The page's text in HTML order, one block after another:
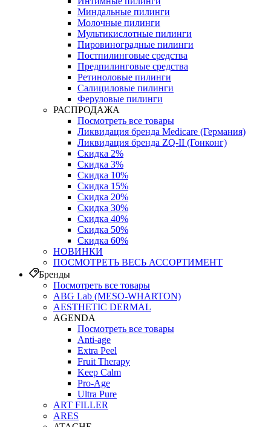
Миндальные пилинги
Молочные пилинги
Мультикислотные пилинги
Пировиноградные пилинги
Постпилинговые средства
Предпилинговые средства
Ретиноловые пилинги
Салициловые пилинги
Феруловые пилинги
РАСПРОДАЖА
Посмотреть все товары
Ликвидация бренда Medicare (Германия)
Ликвидация бренда ZQ-II (Гонконг)
Скидка 2%
Скидка 3%
Скидка 10%
Скидка 15%
Скидка 20%
Скидка 30%
Скидка 40%
Скидка 50%
Скидка 60%
НОВИНКИ
ПОСМОТРЕТЬ ВЕСЬ АССОРТИМЕНТ
Бренды
Посмотреть все товары
ABG Lab (MESO-WHARTON)
AESTHETIC DERMAL
AGENDA
Посмотреть все товары
Anti-age
Extra Peel
Fruit Therapy
Keep Calm
Pro‑Age
Ultra Pure
ART FILLER
ARES